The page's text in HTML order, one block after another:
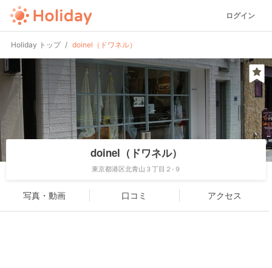
ログイン
Holiday トップ doinel（ドワネル）
doinel（ドワネル）
東京都港区北青山３丁目２-９
写真・動画 口コミ アクセス